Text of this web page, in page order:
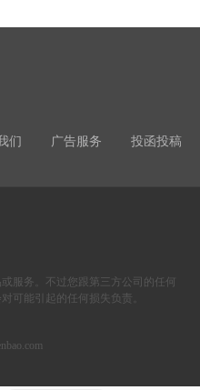
们 广告服务 投函投稿
服务。不过您跟第三方公司的任何
可能引起的任何损失负责。